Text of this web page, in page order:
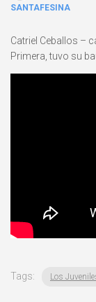
SANTAFESINA
Catriel Ceballos –
Primera, tuvo su
Tags: Los